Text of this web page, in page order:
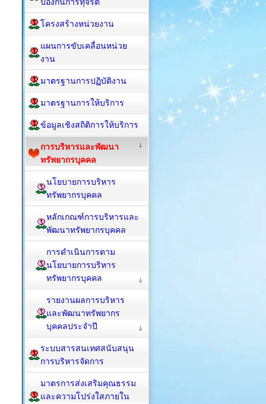
โครงสร้างหน่วยงาน
แผนการขับเคลื่อนหน่วย
งาน
มาตรฐานการปฏิบัติงาน
มาตรฐานการให้บริการ
ข้อมูลเชิงสถิติการให้บริการ
การบริหารและพัฒนา
ทรัพยากรบุคคล
นโยบายการบริหาร
ทรัพยากรบุคคล
หลักเกณฑ์การบริหารและ
พัฒนาทรัพยากรบุคคล
การดำเนินการตาม
นโยบายการบริหาร
ทรัพยากรบุคคล
รายงานผลการบริหาร
และพัฒนาทรัพยากร
บุคคลประจำปี
ระบบสารสนเทศสนับสนุน
การบริหารจัดการ
มาตรการส่งเสริมคุณธรรม
และความโปร่งใสภายใน